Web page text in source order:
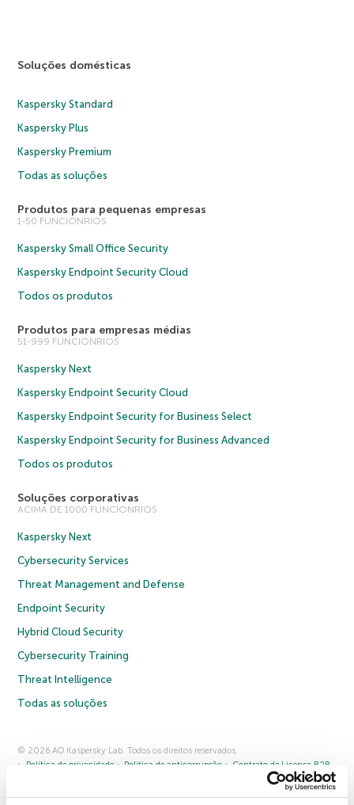
Soluções domésticas
Kaspersky Standard
Kaspersky Plus
Kaspersky Premium
Todas as soluções
Produtos para pequenas empresas
1-50 FUNCIONRIOS
Kaspersky Small Office Security
Kaspersky Endpoint Security Cloud
Todos os produtos
Produtos para empresas médias
51-999 FUNCIONRIOS
Kaspersky Next
Kaspersky Endpoint Security Cloud
Kaspersky Endpoint Security for Business Select
Kaspersky Endpoint Security for Business Advanced
Todos os produtos
Soluções corporativas
ACIMA DE 1000 FUNCIONRIOS
Kaspersky Next
Cybersecurity Services
Threat Management and Defense
Endpoint Security
Hybrid Cloud Security
Cybersecurity Training
Threat Intelligence
Todas as soluções
© 2026 AO Kaspersky Lab. Todos os direitos reservados.
Política de privacidade
Política de anticorrupção
Contrato de Licença B2B
Cookies